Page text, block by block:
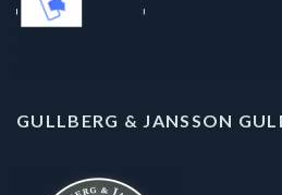
GULLBERG & JANSSON